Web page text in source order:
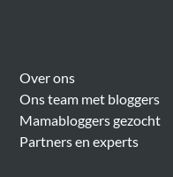
Over ons
Ons team met bloggers
Mamabloggers gezocht
Partners en experts